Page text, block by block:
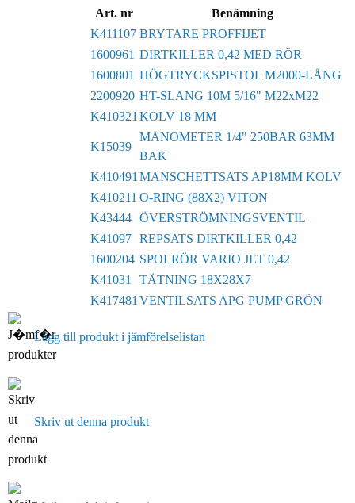
Art. nr
Benämning
K411107 BRYTARE PROFFIJET
1600961 DIRTKILLER 0,42 MED RÖR
1600801 HÖGTRYCKSPISTOL M2000-LÅNG
2200920 HT-SLANG 10M 5/16" M22xM22
K410321 KOLV 18 MM
K15039
MANOMETER 1/4" 250BAR 63MM
BAK
K410491 MANSCHETTSATS AP18MM KOLV
K410211 O-RING (88X2) VITON
K43444 ÖVERSTRÖMNINGSVENTIL
K41097 REPSATS DIRTKILLER 0,42
1600204 SPOLRÖR VARIO JET 0,42
K41031
TÄTNING 18X28X7
K417481 VENTILSATS APG PUMP GRÖN
Lägg till produkt i jämförelselistan
Skriv ut denna produkt